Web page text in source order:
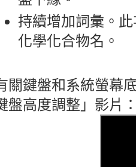
持續增加詞彙。
化學化合物名。
關鍵盤和系統螢幕
盤高度調整」影片